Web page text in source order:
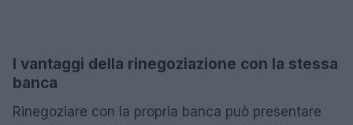
I vantaggi della rinegoziazione con la stessa
banca
Rinegoziare con la propria banca può presentare